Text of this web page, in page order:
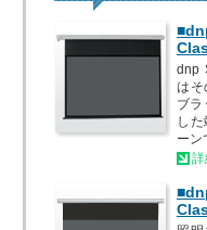
dnp
はそ
ブ
し
ーン
詳